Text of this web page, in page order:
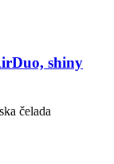
shiny
čelada